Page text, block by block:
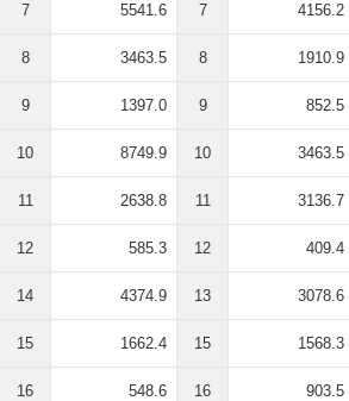
7 5541.6
8 3463.5
9 1397.0
10 8749.9
11 2638.8
12 585.3
14 4374.9
15 1662.4
16 548.6
7 4156.2
8 1910.9
9 852.5
10 3463.5
11 3136.7
12 409.4
13 3078.6
15 1568.3
16 903.5